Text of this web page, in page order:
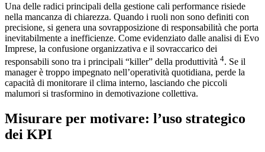
Una delle radici principali della gestione cali performance risiede
nella mancanza di chiarezza. Quando i ruoli non sono definiti con
precisione, si genera una sovrapposizione di responsabilità che porta
inevitabilmente a inefficienze. Come evidenziato dalle analisi di Evo
Imprese, la confusione organizzativa e il sovraccarico dei
responsabili sono tra i principali “killer” della produttività 4. Se il
manager è troppo impegnato nell’operatività quotidiana, perde la
capacità di monitorare il clima interno, lasciando che piccoli
malumori si trasformino in demotivazione collettiva.
Misurare per motivare: l’uso strategico
dei KPI